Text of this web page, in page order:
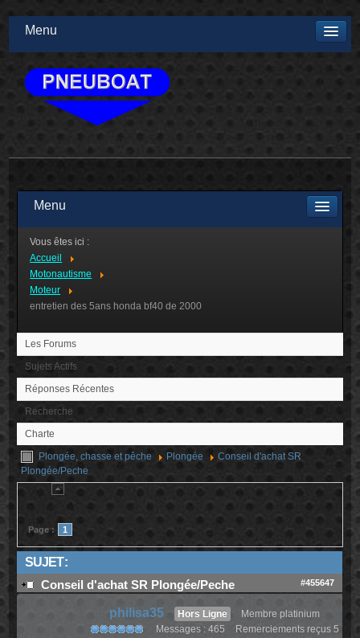
Menu
Menu
Vous êtes ici :
Accueil
Motonautisme
Moteur
entretien des 5ans honda bf40 de 2000
Les Forums
Sujets Actifs
Réponses Récentes
Recherche
Charte
Plongée, chasse et pêche
Plongée
Conseil d'achat SR
Plongée/Peche
Page : 1
SUJET :
Conseil d'achat SR Plongée/Peche #455647
philisa35 Hors Ligne
Membre platinium
Messages : 465
Remerciements reçus 5